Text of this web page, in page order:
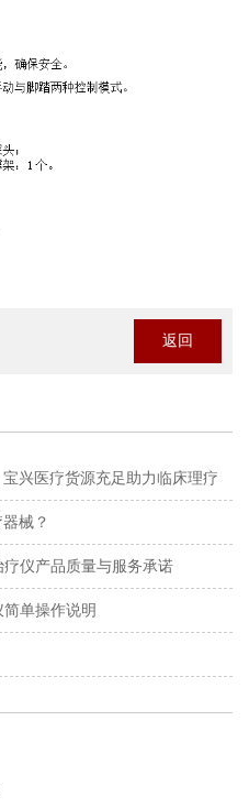
返回
兴医疗货源充足助力临床理疗
械？
仪产品质量与服务承诺
单操作说明